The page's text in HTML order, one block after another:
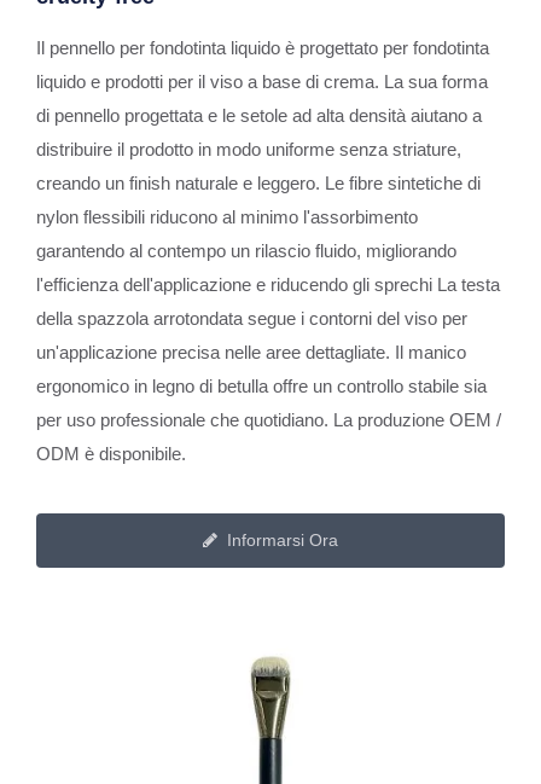
Il pennello per fondotinta liquido è progettato per fondotinta
liquido e prodotti per il viso a base di crema. La sua forma
di pennello progettata e le setole ad alta densità aiutano a
distribuire il prodotto in modo uniforme senza striature,
creando un finish naturale e leggero. Le fibre sintetiche di
nylon flessibili riducono al minimo l'assorbimento
garantendo al contempo un rilascio fluido, migliorando
l'efficienza dell'applicazione e riducendo gli sprechi La testa
della spazzola arrotondata segue i contorni del viso per
un'applicazione precisa nelle aree dettagliate. Il manico
ergonomico in legno di betulla offre un controllo stabile sia
per uso professionale che quotidiano. La produzione OEM /
ODM è disponibile.
Informarsi Ora